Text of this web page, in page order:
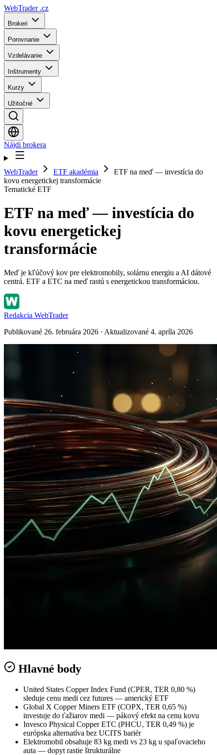
WebTrader .cz
Brokeri
Porovnanie
Vzdelávanie
Inštrumenty
Kurzy
Užitočné
Nájdi brokera
WebTrader ETF akadémia
ETF na meď — investícia do
kovu energetickej transformácie
Tematické ETF
ETF na meď — investícia do
kovu energetickej
transformácie
Meď je kľúčový kov pre elektromobily, solárnu energiu a AI dátové
centrá. ETF a ETC na meď rastú s energetickou transformáciou.
Redakcia WebTrader
Publikované 26. februára 2026 · Aktualizované 4. apríla 2026
Hlavné body
United States Copper Index Fund (CPER, TER 0,80 %)
sleduje cenu medi cez futures — americký ETF
Global X Copper Miners ETF (COPX, TER 0,65 %)
investuje do ťažiarov medi — pákový efekt na cenu kovu
Invesco Physical Copper ETC (PHCU, TER 0,49 %) je
európska alternatíva bez UCITS bariér
Elektromobil obsahuje 83 kg medi vs 23 kg u spaľovacieho
auta — dopyt rastie štrukturálne